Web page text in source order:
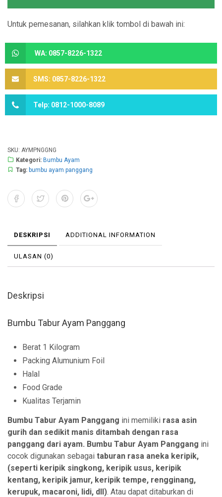
Untuk pemesanan, silahkan klik tombol di bawah ini:
WA: 0857-8226-1322
SMS: 0857-8226-1322
Telp: 0812-1000-8089
SKU: AYMPNGGNG
Kategori: Bumbu Ayam
Tag: bumbu ayam panggang
DESKRIPSI ADDITIONAL INFORMATION
ULASAN (0)
Deskripsi
Bumbu Tabur Ayam Panggang
Berat 1 Kilogram
Packing Alumunium Foil
Halal
Food Grade
Kualitas Terjamin
Bumbu Tabur Ayam Panggang ini memiliki rasa asin
gurih dan sedikit manis ditambah dengan rasa
panggang dari ayam. Bumbu Tabur Ayam Panggang ini
cocok digunakan sebagai taburan rasa aneka keripik,
(seperti keripik singkong, keripik usus, keripik
kentang, keripik jamur, keripik tempe, rengginang,
kerupuk, macaroni, lidi, dll). Atau dapat ditaburkan di